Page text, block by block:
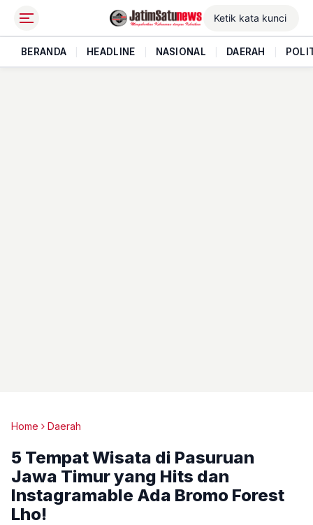
BERANDA HEADLINE NASIONAL DAERAH
Home Daerah
5 Tempat Wisata di Pasuruan
Jawa Timur yang Hits dan
Instagramable Ada Bromo Forest
Lho!